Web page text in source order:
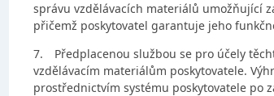
správu vzdělávacích materiálů umožňující
přičemž poskytovatel garantuje jeho
7.
Předplacenou službou se pro účely
vzdělávacím materiálům poskytovatele.
prostřednictvím systému poskytovatele po